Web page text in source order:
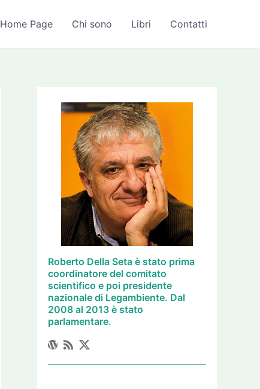
Home Page Chi sono Libri Contatti
Roberto Della Seta è stato prima
coordinatore del comitato
scientifico e poi presidente
nazionale di Legambiente. Dal
2008 al 2013 è stato
parlamentare.
c